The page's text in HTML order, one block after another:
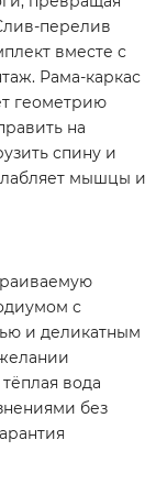
перелив
вместе с
Рама-каркас
геометрию
на
спину и
мышцы и
с
и деликатным
вода
без